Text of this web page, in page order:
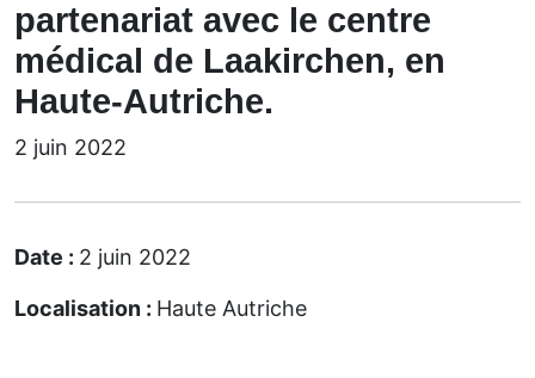
partenariat avec le centre
médical de Laakirchen, en
Haute-Autriche.
2 juin 2022
Date : 2 juin 2022
Localisation : Haute Autriche